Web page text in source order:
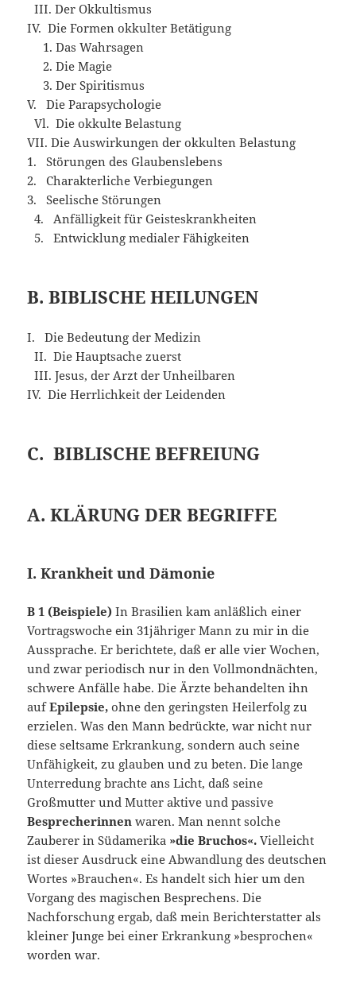
III. Der Okkultismus
IV. Die Formen okkulter Betätigung
1. Das Wahrsagen
2. Die Magie
3. Der Spiritismus
V. Die Parapsychologie
Vl. Die okkulte Belastung
VII. Die Auswirkungen der okkulten Belastung
1. Störungen des Glaubenslebens
2. Charakterliche Verbiegungen
3. Seelische Störungen
4. Anfälligkeit für Geisteskrankheiten
5. Entwicklung medialer Fähigkeiten
B. BIBLISCHE HEILUNGEN
I. Die Bedeutung der Medizin
II. Die Hauptsache zuerst
III. Jesus, der Arzt der Unheilbaren
IV. Die Herrlichkeit der Leidenden
C. BIBLISCHE BEFREIUNG
A. KLÄRUNG DER BEGRIFFE
I. Krankheit und Dämonie
B 1 (Beispiele) In Brasilien kam anläßlich einer
Vortragswoche ein 31jähriger Mann zu mir in die
Aussprache. Er berichtete, daß er alle vier Wochen,
und zwar periodisch nur in den Vollmondnächten,
schwere Anfälle habe. Die Ärzte behandelten ihn
aufEpilepsie, ohne den geringsten Heilerfolg zu
erzielen. Was den Mann bedrückte, war nicht nur
diese seltsame Erkrankung, sondern auch seine
Unfähigkeit, zu glauben und zu beten. Die lange
Unterredung brachte ans Licht, daß seine
Großmutter und Mutter aktive und passive
Besprecherinnen waren. Man nennt solche
Zauberer in Südamerika »die Bruchos«. Vielleicht
ist dieser Ausdruck eine Abwandlung des deutschen
Wortes »Brauchen«. Es handelt sich hier um den
Vorgang des magischen Besprechens. Die
Nachforschung ergab, daß mein Berichterstatter als
kleiner Junge bei einer Erkrankung »besprochen«
worden war.